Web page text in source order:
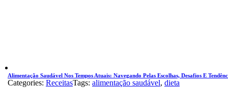
Alimentação Saudável Nos Tempos Atuais: Navegando Pelas Escolhas, Desafios E
Categories: ReceitasTags: alimentação saudável, dieta